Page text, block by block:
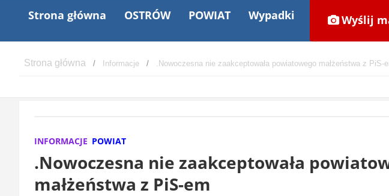
Strona główna OSTRÓW POWIAT Wypadki Wyślij
Informacje .Nowoczesna nie zaakceptowała powiatowego małżeństwa z PiS-
INFORMACJE POWIAT
.Nowoczesna nie zaakceptowała
małżeństwa z PiS-em